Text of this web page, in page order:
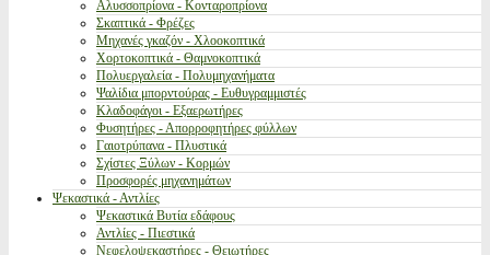
Αλυσσοπρίονα - Κονταροπρίονα
Σκαπτικά - Φρέζες
Μηχανές γκαζόν - Χλοοκοπτικά
Χορτοκοπτικά - Θαμνοκοπτικά
Πολυεργαλεία - Πολυμηχανήματα
Ψαλίδια μπορντούρας - Ευθυγραμμιστές
Κλαδοφάγοι - Εξαερωτήρες
Φυσητήρες - Απορροφητήρες φύλλων
Γαιοτρύπανα - Πλυστικά
Σχίστες Ξύλων - Κορμών
Προσφορές μηχανημάτων
Ψεκαστικά - Αντλίες
Ψεκαστικά Βυτία εδάφους
Αντλίες - Πιεστικά
Νεφελοψεκαστήρες - Θειωτήρες